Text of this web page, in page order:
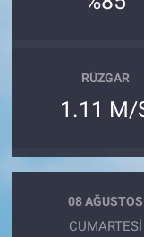
RÜZGAR
1.11 M/
08 AĞUSTOS
CUMARTESI